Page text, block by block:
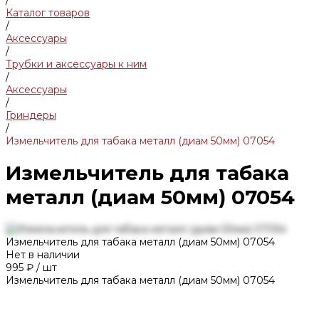
Каталог товаров
/
Аксессуары
/
Трубки и аксессуары к ним
/
Аксессуары
/
Гриндеры
/
Измельчитель для табака металл (диам 50мм) 07054
Измельчитель для табака
металл (диам 50мм) 07054
Измельчитель для табака металл (диам 50мм) 07054
Нет в наличии
995 ₽ / шт
Измельчитель для табака металл (диам 50мм) 07054